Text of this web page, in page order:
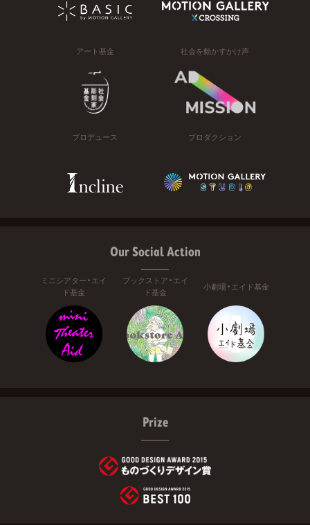
アート基金 社会を動かすかけ声
プロデュース プロダクション
Our Social Action
ミニシアター・エイ
ド基金
ブックストア・エイ
ド基金
小劇場・エイド基金
Prize